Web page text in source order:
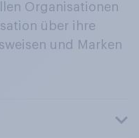
Organisationen
über ihre
und Marken